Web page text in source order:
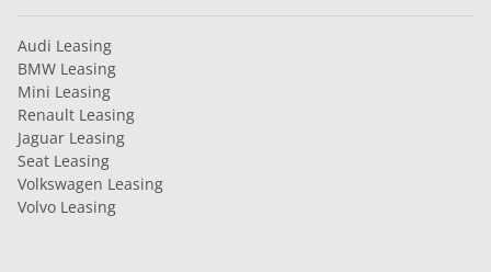
Audi Leasing
BMW Leasing
Mini Leasing
Renault Leasing
Jaguar Leasing
Seat Leasing
Volkswagen Leasing
Volvo Leasing